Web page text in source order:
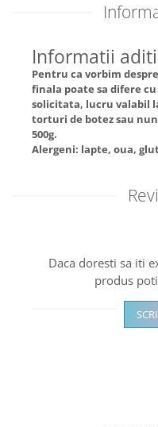
Informatii
Pentru ca vorbim
finala poate sa difere
solicitata, lucru valabil
torturi de botez sau
500g.
Alergeni: lapte, oua,
Daca doresti sa iti
produs